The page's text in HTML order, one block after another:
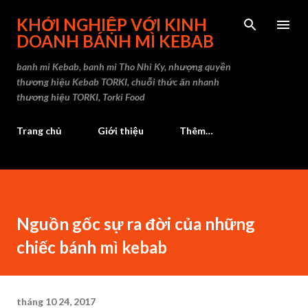
Chuyển đến nội dung chính
KHỞI NGHIỆP VỚI KINH
DOANH BÁNH MÌ KEBAB
banh mi Kebab, banh mi Tho Nhi Ky, nhượng quyền
thương hiệu Kebab TORKI, chuỗi thức ăn nhanh
thương hiệu TORKI, Torki Food
Trang chủ Giới thiệu Thêm…
Nguồn gốc sự ra đời của những
chiếc bánh mì kebab
tháng 10 24, 2017